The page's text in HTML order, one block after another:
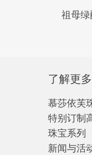
祖母
了解更多
慕莎依芙
特别订制
珠宝系列
新闻与活